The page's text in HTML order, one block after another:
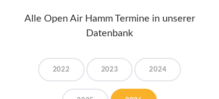
Alle Open Air Hamm Termine in unserer
Datenbank
2022 2023 2024